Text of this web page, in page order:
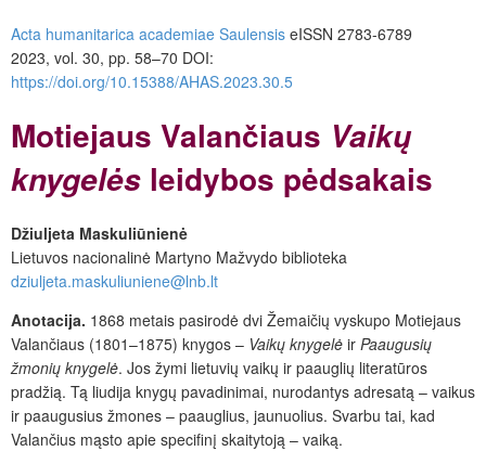
Acta humanitarica academiae Saulensis eISSN 2783-6789
2023, vol. 30, pp. 58–70 DOI:
https://doi.org/10.15388/AHAS.2023.30.5
Motiejaus Valančiaus Vaikų
knygelės leidybos pėdsakais
Džiuljeta Maskuliūnienė
Lietuvos nacionalinė Martyno Mažvydo biblioteka
dziuljeta.maskuliuniene@lnb.lt
Anotacija. 1868 metais pasirodė dvi Žemaičių vyskupo Motiejaus
Valančiaus (1801–1875) knygos – Vaikų knygelė ir Paaugusių
žmonių knygelė. Jos žymi lietuvių vaikų ir paauglių literatūros
pradžią. Tą liudija knygų pavadinimai, nurodantys adresatą – vaikus
ir paaugusius žmones – paauglius, jaunuolius. Svarbu tai, kad
Valančius mąsto apie specifinį skaitytoją – vaiką.